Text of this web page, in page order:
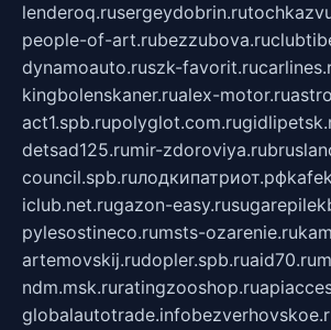
lenderoq.rusergeydobrin.ru
people-of-art.rubezzubova.ru
dynamoauto.ruszk-favorit.ru
kingbolenskaner.rualex-motor.ru
act1.spb.rupolyglot.com.ru
detsad125.rumir-zdoroviya.ru
council.spb.ruлодкипатриот.рф
iclub.net.rugazon-easy.ru
pylesostineco.rumsts-ozarenie.ru
artemovskij.rudopler.spb.ruaid70.ru
ndm.msk.ruratingzooshop.ru
globalautotrade.info